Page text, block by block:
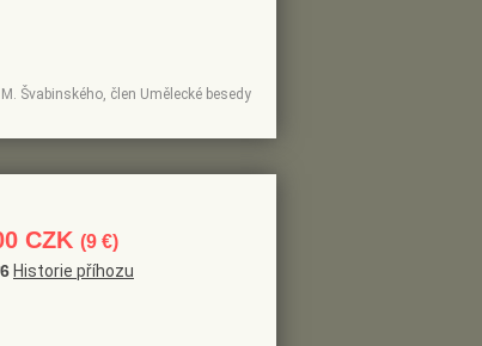
Švabinského, člen Umělecké besedy
CZK (9 €)
Historie příhozu